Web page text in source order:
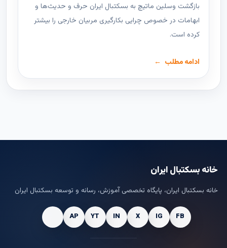
بازگشت وسلین ماتیچ به بسکتبال ایران حرف و حدیث‌ها و
ابهامات در خصوص چرایی بکارگیری مربیان خارجی را بیشتر
کرده است.
ادامه مطلب
خانه بسکتبال ایران
خانه بسکتبال ایران، پایگاه تخصصی آموزش، رسانه و توسعه بسکتبال ایران